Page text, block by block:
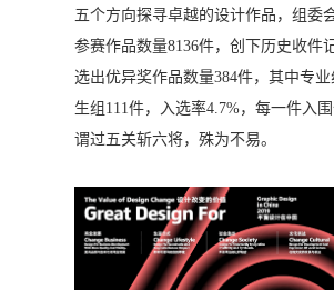
五个方向探寻卓越的设计作品，组委
参赛作品数量8136件，创下历史收件
选出优异奖作品数量384件，其中专业
生组111件，入选率4.7%，每一件入
谓过五关斩六将，殊为不易。